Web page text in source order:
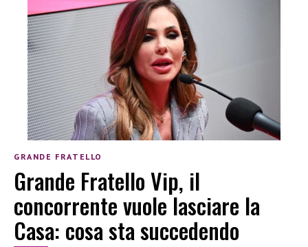
GRANDE FRATELLO
Grande Fratello Vip, il
concorrente vuole lasciare la
Casa: cosa sta succedendo